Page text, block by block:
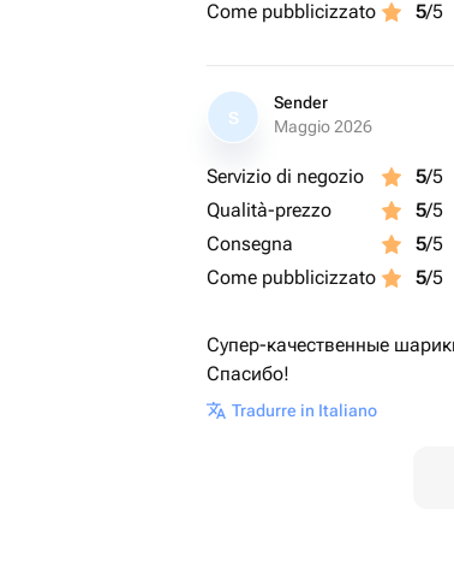
Come pubblicizzato
5/5
S
Sender
Maggio 2026
Servizio di negozio 5/5
Qualità-prezzo
5/5
Consegna
5/5
Come pubblicizzato
5/5
Супер-качественные
Спасибо!
Tradurre in Italiano